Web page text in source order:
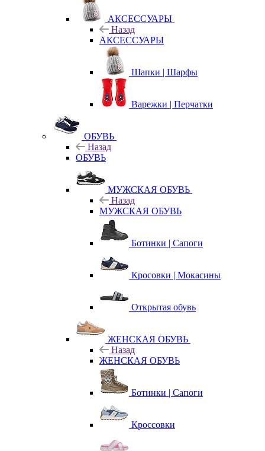
АКСЕССУАРЫ
Назад
АКСЕССУАРЫ
Шапки | Шарфы
Варежки | Перчатки
ОБУВЬ
Назад
ОБУВЬ
МУЖСКАЯ ОБУВЬ
Назад
МУЖСКАЯ ОБУВЬ
Ботинки | Сапоги
Кросовки | Мокасины
Открытая обувь
ЖЕНСКАЯ ОБУВЬ
Назад
ЖЕНСКАЯ ОБУВЬ
Ботинки | Сапоги
Кроссовки